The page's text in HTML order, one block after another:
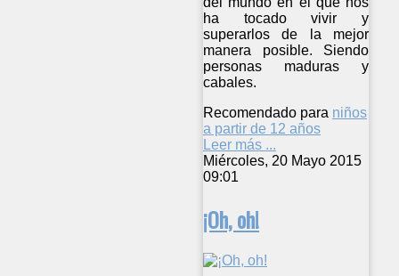
ha tocado vivir y
superarlos de la mejor
manera posible. Siendo
personas maduras y
cabales.
Recomendado para niños
a partir de 12 años
Leer más ...
Miércoles, 20 Mayo 2015
09:01
¡Oh, oh!